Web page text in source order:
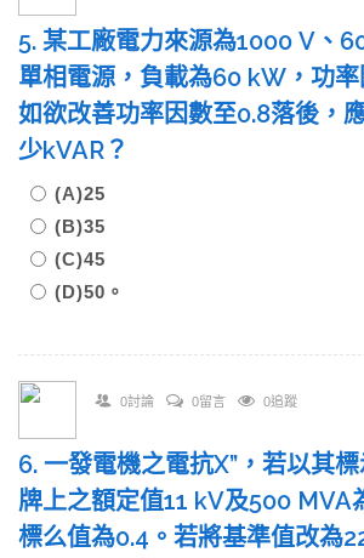
5. 某工廠電力來源為1000 V、
單相電源，負載為60 kW，功率
如欲改善功率因數至0.8落後，
少kVAR？
(A)25
(B)35
(C)45
(D)50。
0討論 0留言 0追蹤
6. 一發電機之電抗X”，若以其
牌上之額定值11 kV及500 MVA
標么值為0.4。若將基準值改為